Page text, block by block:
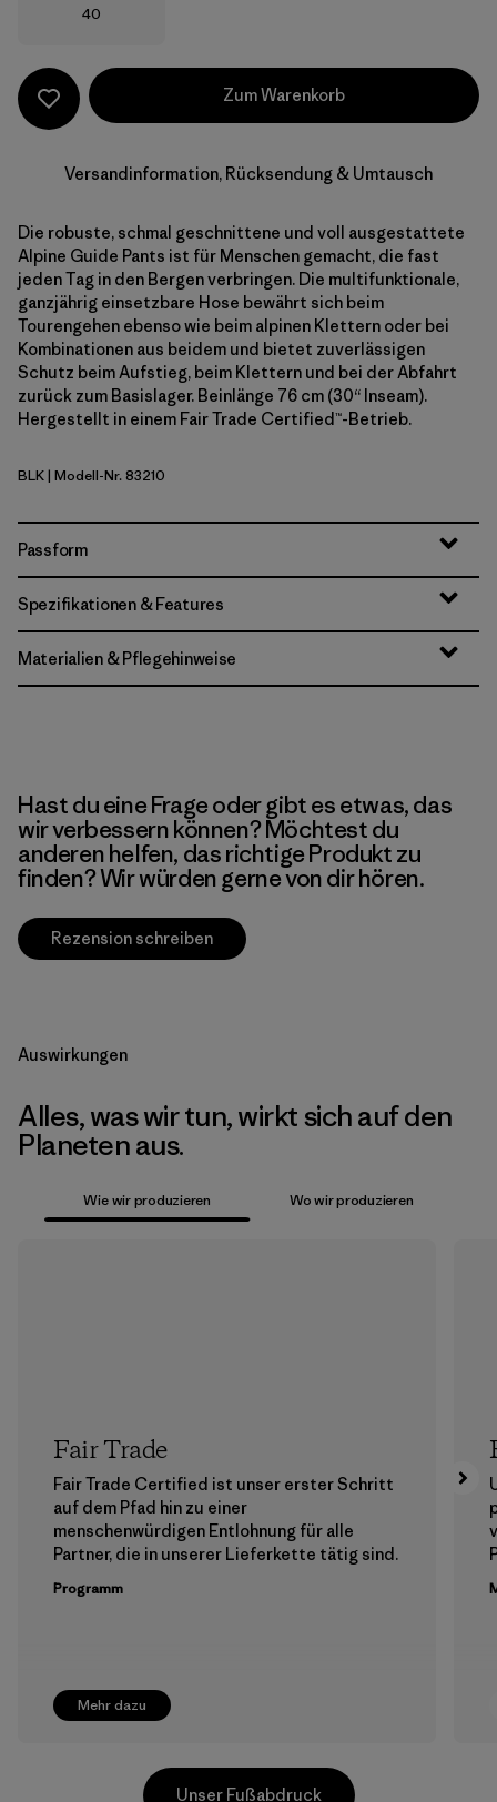
Größe
40
Zum Warenkorb
Versandinformation, Rücksendung & Umtausch
Die robuste, schmal geschnittene und voll ausgestattete
Alpine Guide Pants ist für Menschen gemacht, die fast
jeden Tag in den Bergen verbringen. Die multifunktionale,
ganzjährig einsetzbare Hose bewährt sich beim
Tourengehen ebenso wie beim alpinen Klettern oder bei
Kombinationen aus beidem und bietet zuverlässigen
Schutz beim Aufstieg, beim Klettern und bei der Abfahrt
zurück zum Basislager. Beinlänge 76 cm (30“ Inseam).
Hergestellt in einem Fair Trade Certified™-Betrieb.
Black
BLK| Modell-Nr. 83210
Passform
Spezifikationen & Features
Materialien & Pflegehinweise
Hast du eine Frage oder gibt es etwas, das
wir verbessern können? Möchtest du
anderen helfen, das richtige Produkt zu
finden? Wir würden gerne von dir hören.
Rezension schreiben
Auswirkungen
Alles, was wir tun, wirkt sich auf den
Planeten aus.
Wie wir produzieren Wo wir produzieren
Mehr dazu
Fair Trade
Fair Trade Certified ist unser erster Schritt
auf dem Pfad hin zu einer
menschenwürdigen Entlohnung für alle
Partner, die in unserer Lieferkette tätig sind.
Programm
Unser Fußabdruck